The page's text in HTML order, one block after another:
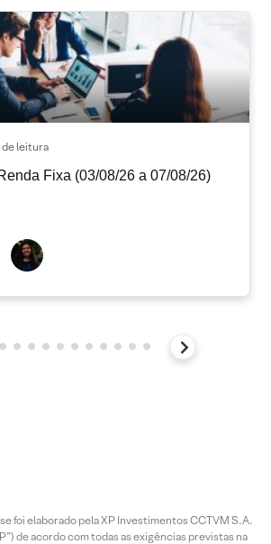
de leitura
Fixa (03/08/26 a 07/08/26)
foi elaborado pela XP Investimentos CCTVM S.A.
de acordo com todas as exigências previstas na